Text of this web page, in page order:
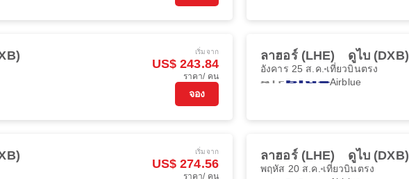
เริ่มจาก
US$ 243.84
ราคา/ คน
จอง
ลาฮอร์ (LHE) ดูไบ (DXB)
อังคาร 25 ส.ค. เที่ยวบินตรง
Airblue
เริ่มจาก
US$ 274.56
ราคา/ คน
ลาฮอร์ (LHE) ดูไบ (DXB)
พฤหัส 20 ส.ค. เที่ยวบินตรง